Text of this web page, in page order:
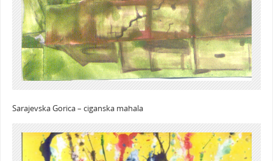
Sarajevska Gorica – ciganska mahala